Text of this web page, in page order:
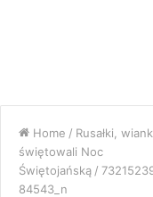
Home / Rusałki,
świętowali Noc
Świętojańską /
84543_n